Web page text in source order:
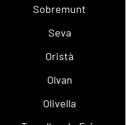
Sobremunt
Seva
Oristà
Olvan
Olivella